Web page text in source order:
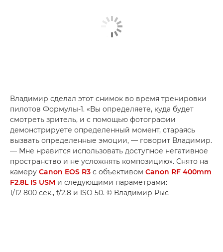
Владимир сделал этот снимок во время тренировки
пилотов Формулы-1. «Вы определяете, куда будет
смотреть зритель, и с помощью фотографии
демонстрируете определенный момент, стараясь
вызвать определенные эмоции, — говорит Владимир.
— Мне нравится использовать доступное негативное
пространство и не усложнять композицию». Снято на
камеру Canon EOS R3 с объективом Canon RF 400mm
F2.8L IS USM и следующими параметрами:
1/12 800 сек., f/2.8 и ISO 50. © Владимир Рыс